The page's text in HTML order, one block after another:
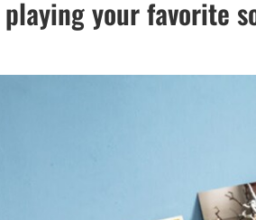
playing your favorite